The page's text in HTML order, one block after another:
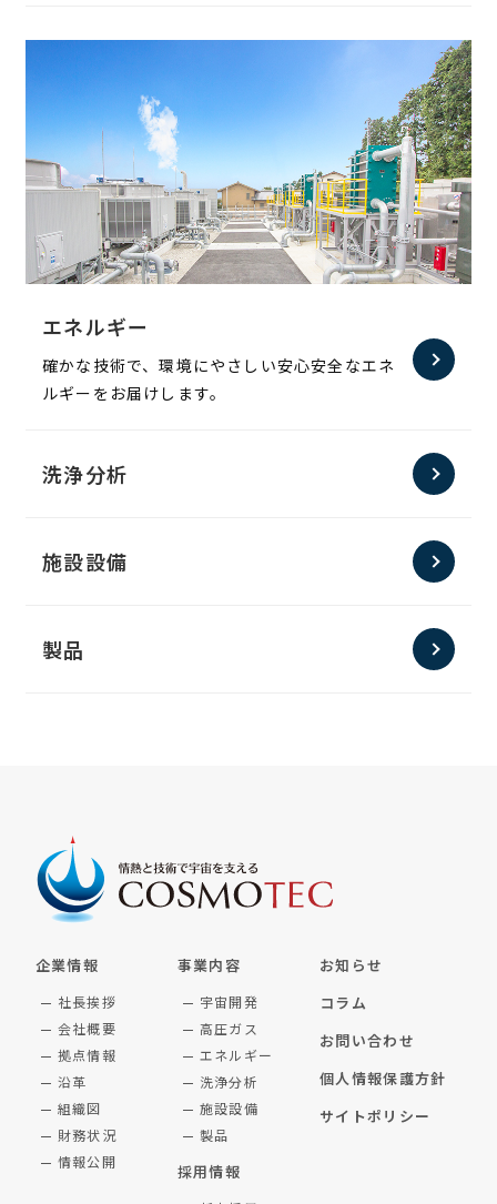
エネルギー
確かな技術で、環境にやさしい安心安全なエネ
ルギーをお届けします。
洗浄分析
施設設備
製品
企業情報
社長挨拶
会社概要
拠点情報
沿革
組織図
財務状況
情報公開
事業内容
宇宙開発
高圧ガス
エネルギー
洗浄分析
施設設備
製品
採用情報
お知らせ
コラム
お問い合わせ
個人情報保護方針
サイトポリシー